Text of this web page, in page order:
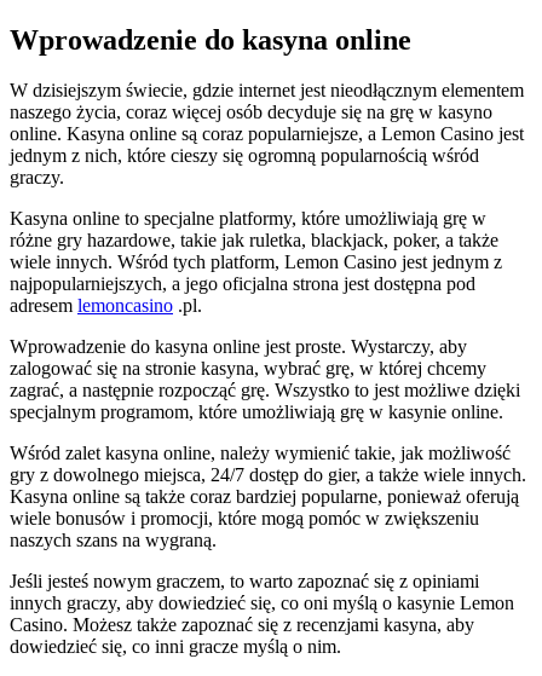
Wprowadzenie do kasyna online
W dzisiejszym świecie, gdzie internet jest nieodłącznym elementem
naszego życia, coraz więcej osób decyduje się na grę w kasyno
online. Kasyna online są coraz popularniejsze, a Lemon Casino jest
jednym z nich, które cieszy się ogromną popularnością wśród
graczy.
Kasyna online to specjalne platformy, które umożliwiają grę w
różne gry hazardowe, takie jak ruletka, blackjack, poker, a także
wiele innych. Wśród tych platform, Lemon Casino jest jednym z
najpopularniejszych, a jego oficjalna strona jest dostępna pod
adresem lemoncasino .pl.
Wprowadzenie do kasyna online jest proste. Wystarczy, aby
zalogować się na stronie kasyna, wybrać grę, w której chcemy
zagrać, a następnie rozpocząć grę. Wszystko to jest możliwe dzięki
specjalnym programom, które umożliwiają grę w kasynie online.
Wśród zalet kasyna online, należy wymienić takie, jak możliwość
gry z dowolnego miejsca, 24/7 dostęp do gier, a także wiele innych.
Kasyna online są także coraz bardziej popularne, ponieważ oferują
wiele bonusów i promocji, które mogą pomóc w zwiększeniu
naszych szans na wygraną.
Jeśli jesteś nowym graczem, to warto zapoznać się z opiniami
innych graczy, aby dowiedzieć się, co oni myślą o kasynie Lemon
Casino. Możesz także zapoznać się z recenzjami kasyna, aby
dowiedzieć się, co inni gracze myślą o nim.